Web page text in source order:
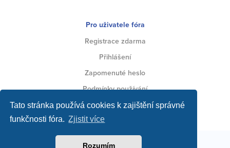
Tato stránka používá cookies k zajištění správné
funkčnosti fóra. Zjistit více
Rozumím
Pro uživatele fóra
Registrace zdarma
Přihlášení
Zapomenuté heslo
Podmínky používání
Ochrana soukromí
Toto fórum vytvářejí jeho uživatelé za podpory jeho